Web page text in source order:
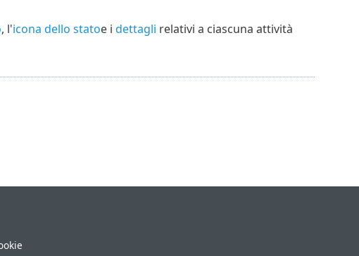
, l'icona dello statoe i dettagli relativi a ciascuna attività